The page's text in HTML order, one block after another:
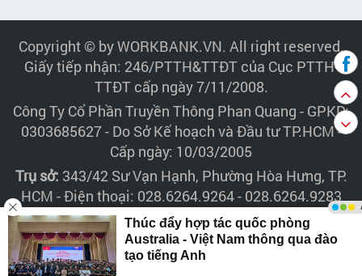
Copyright © by WORKBANK.VN. All right reserved.
Giấy tiếp nhận: 246/PTTH&TTĐT của Cục PTTH-
TTĐT cấp ngày 7/11/2008.
Công Ty Cổ Phần Truyền Thông Phan Quang - GPKD:
0303685627 - Do Sở Kế hoạch và Đầu tư TP.HCM -
Cấp ngày: 10/03/2005
Trụ sở: 343/42 Sư Vạn Hạnh, Phường Hòa Hưng, TP.
HCM - Điện thoại: 028.6264.9264 - 028.6264.9283